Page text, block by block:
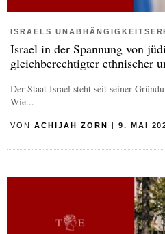
ISRAELS
Israel in der Spannung von
gleichberechtigter ethnischer
Der Staat Israel steht seit seiner
Wie...
VON ACHIJAH ZORN 9. MAI